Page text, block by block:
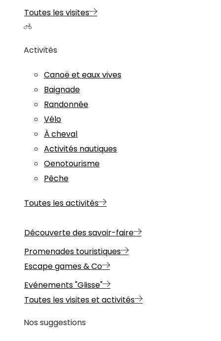
Toutes les visites
Activités
Canoë et eaux vives
Baignade
Randonnée
Vélo
À cheval
Activités nautiques
Oenotourisme
Pêche
Toutes les activités
Découverte des savoir-faire
Promenades touristiques
Escape games & Co
Evénements "Glisse"
Toutes les visites et activités
Nos suggestions